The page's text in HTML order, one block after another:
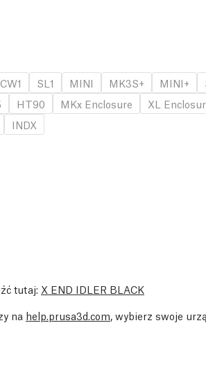
CW1 SL1 MINI MK3S+ MINI+
HT90 MKx Enclosure
XL
INDX
tutaj: X END IDLER BLACK
na help.prusa3d.com, wybierz swoje